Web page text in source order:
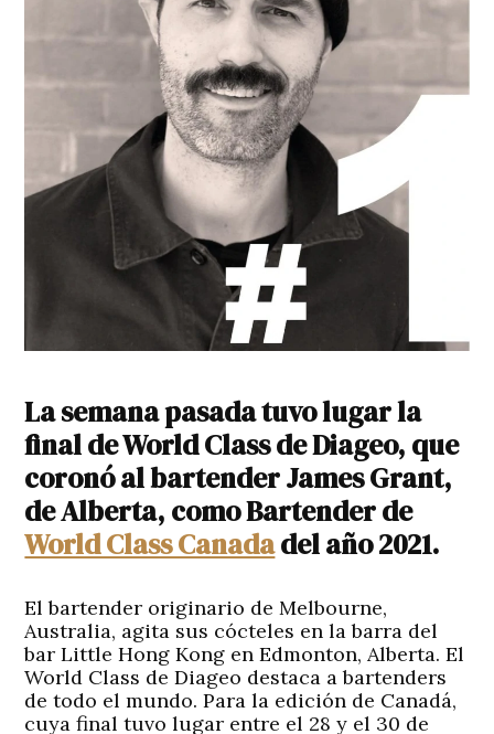
La semana pasada tuvo lugar la
final de World Class de Diageo, que
coronó al bartender James Grant,
de Alberta, como Bartender de
World Class Canadadel año 2021.
El bartender originario de Melbourne,
Australia, agita sus cócteles en la barra del
bar Little Hong Kong en Edmonton, Alberta. El
World Class de Diageo destaca a bartenders
de todo el mundo. Para la edición de Canadá,
cuya final tuvo lugar entre el 28 y el 30 de